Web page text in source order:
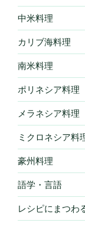
中米料理
カリブ海料理
南米料理
ポリネシア料理
メラネシア料理
ミクロネシア料
豪州料理
語学・言語
レシピにまつわ